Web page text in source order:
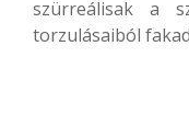
szürreálisak a
torzulásaiból